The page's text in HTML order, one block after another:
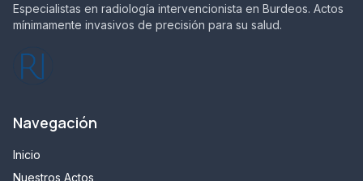
Especialistas en radiología intervencionista en Burdeos. Actos
mínimamente invasivos de precisión para su salud.
Navegación
Inicio
Nuestros Actos